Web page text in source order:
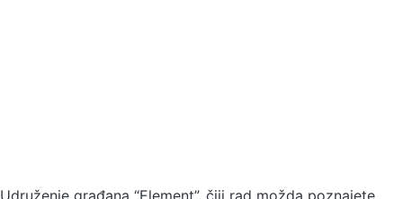
Udruženje građana “Element”, čiji rad možda poznajete